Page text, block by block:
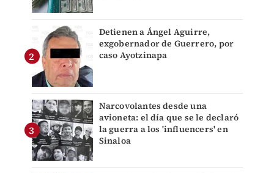
Detienen a Ángel Aguirre,
exgobernador de Guerrero, por
caso Ayotzinapa
Narcovolantes desde una
avioneta: el día que se le declaró
la guerra a los 'influencers' en
Sinaloa